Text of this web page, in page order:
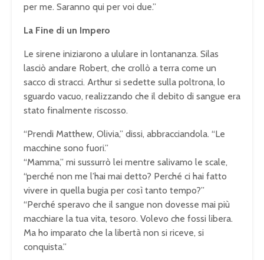
per me. Saranno qui per voi due.”
La Fine di un Impero
Le sirene iniziarono a ululare in lontananza. Silas
lasciò andare Robert, che crollò a terra come un
sacco di stracci. Arthur si sedette sulla poltrona, lo
sguardo vacuo, realizzando che il debito di sangue era
stato finalmente riscosso.
“Prendi Matthew, Olivia,” dissi, abbracciandola. “Le
macchine sono fuori.”
“Mamma,” mi sussurrò lei mentre salivamo le scale,
“perché non me l’hai mai detto? Perché ci hai fatto
vivere in quella bugia per così tanto tempo?”
“Perché speravo che il sangue non dovesse mai più
macchiare la tua vita, tesoro. Volevo che fossi libera.
Ma ho imparato che la libertà non si riceve, si
conquista.”